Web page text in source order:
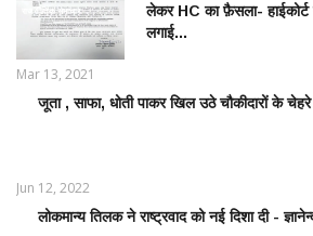
राजनीतिक समाचार
लेकर HC का फ़ैसला- हाईकोर्ट
लगाई...
Mar 13, 2021
LATEST
जूता , साफा, धोती पाकर खिल उठे चौकीदारों के चेहरे
Jun 12, 2022
LATEST
लोकमान्य तिलक ने राष्ट्रवाद को नई दिशा दी -